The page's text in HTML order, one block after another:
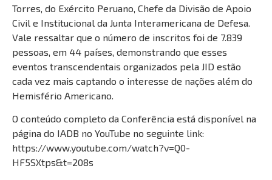
Torres, do Exército Peruano, Chefe da Divisão de Apoio
Civil e Institucional da Junta Interamericana de Defesa.
Vale ressaltar que o número de inscritos foi de 7.839
pessoas, em 44 países, demonstrando que esses
eventos transcendentais organizados pela JID estão
cada vez mais captando o interesse de nações além do
Hemisfério Americano.
O conteúdo completo da Conferência está disponível na
página do IADB no YouTube no seguinte link:
https://www.youtube.com/watch?v=Q0-
HF5SXtps&t=208s